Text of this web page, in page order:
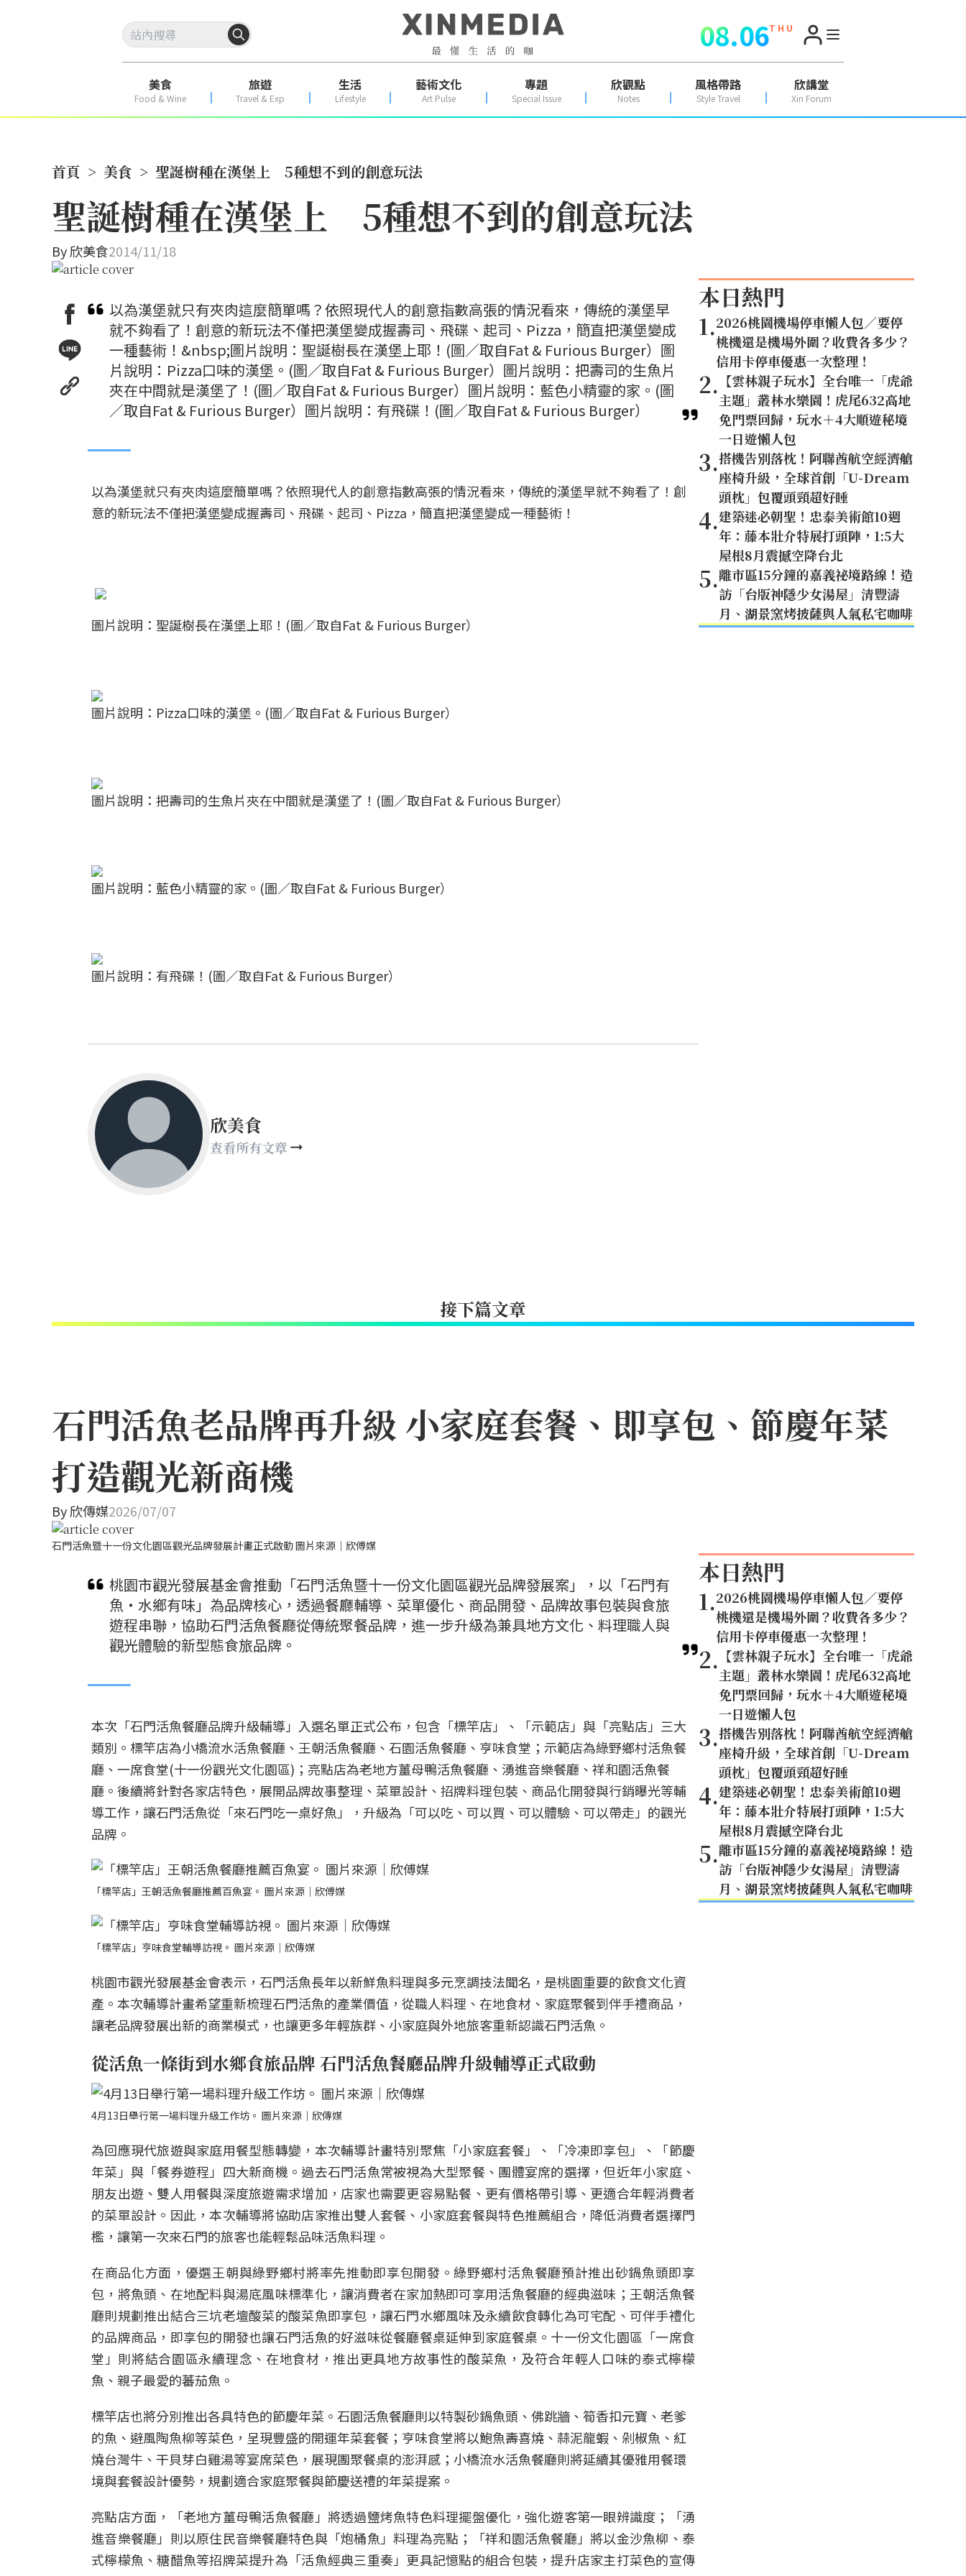
08.06T H U
美食
Food & Wine
旅遊
Travel & Exp
生活
Lifestyle
藝術文化
Art Pulse
專題
Special Issue
欣觀點
Notes
風格帶路
Style Travel
欣講堂
Xin Forum
首頁 > 美食 > 聖誕樹種在漢堡上 5種想不到的創意玩法
聖誕樹種在漢堡上 5種想不到的創意玩法
By欣美食2014/11/18
以為漢堡就只有夾肉這麼簡單嗎？依照現代人的創意指數高張的情況看來，傳統的漢堡早
就不夠看了！創意的新玩法不僅把漢堡變成握壽司、飛碟、起司、Pizza，簡直把漢堡變成
一種藝術！&nbsp;圖片說明：聖誕樹長在漢堡上耶！(圖／取自Fat & Furious Burger）圖
片說明：Pizza口味的漢堡。(圖／取自Fat & Furious Burger）圖片說明：把壽司的生魚片
夾在中間就是漢堡了！(圖／取自Fat & Furious Burger）圖片說明：藍色小精靈的家。(圖
／取自Fat & Furious Burger）圖片說明：有飛碟！(圖／取自Fat & Furious Burger）
以為漢堡就只有夾肉這麼簡單嗎？依照現代人的創意指數高張的情況看來，傳統的漢堡早就不夠看了！創
意的新玩法不僅把漢堡變成握壽司、飛碟、起司、Pizza，簡直把漢堡變成一種藝術！
圖片說明：聖誕樹長在漢堡上耶！(圖／取自Fat & Furious Burger）
圖片說明：Pizza口味的漢堡。(圖／取自Fat & Furious Burger）
圖片說明：把壽司的生魚片夾在中間就是漢堡了！(圖／取自Fat & Furious Burger）
圖片說明：藍色小精靈的家。(圖／取自Fat & Furious Burger）
圖片說明：有飛碟！(圖／取自Fat & Furious Burger）
欣美食
查看所有文章
本日熱門
1.2026桃園機場停車懶人包／要停
桃機還是機場外圍？收費各多少？
信用卡停車優惠一次整理！
2. 【雲林親子玩水】全台唯一「虎爺
主題」叢林水樂園！虎尾632高地
免門票回歸，玩水＋4大順遊秘境
一日遊懶人包
3.搭機告別落枕！阿聯酋航空經濟艙
座椅升級，全球首創「U-Dream
頭枕」包覆頭頸超好睡
4.建築迷必朝聖！忠泰美術館10週
年：藤本壯介特展打頭陣，1:5大
屋根8月震撼空降台北
5.離市區15分鐘的嘉義祕境路線！造
訪「台版神隱少女湯屋」清豐濤
月、湖景窯烤披薩與人氣私宅咖啡
接下篇文章
石門活魚老品牌再升級 小家庭套餐、即享包、節慶年菜
打造觀光新商機
By欣傳媒2026/07/07
石門活魚暨十一份文化園區觀光品牌發展計畫正式啟動 圖片來源｜欣傅媒
桃園市觀光發展基金會推動「石門活魚暨十一份文化園區觀光品牌發展案」，以「石門有
魚・水鄉有味」為品牌核心，透過餐廳輔導、菜單優化、商品開發、品牌故事包裝與食旅
遊程串聯，協助石門活魚餐廳從傳統聚餐品牌，進一步升級為兼具地方文化、料理職人與
觀光體驗的新型態食旅品牌。
本次「石門活魚餐廳品牌升級輔導」入選名單正式公布，包含「標竿店」、「示範店」與「亮點店」三大
類別。標竿店為小橋流水活魚餐廳、王朝活魚餐廳、石園活魚餐廳、亨味食堂；示範店為綠野鄉村活魚餐
廳、一席食堂(十一份觀光文化園區)；亮點店為老地方薑母鴨活魚餐廳、湧進音樂餐廳、祥和園活魚餐
廳。後續將針對各家店特色，展開品牌故事整理、菜單設計、招牌料理包裝、商品化開發與行銷曝光等輔
導工作，讓石門活魚從「來石門吃一桌好魚」，升級為「可以吃、可以買、可以體驗、可以帶走」的觀光
品牌。
「標竿店」王朝活魚餐廳推薦百魚宴。 圖片來源｜欣傅媒
「標竿店」亨味食堂輔導訪視。 圖片來源｜欣傳媒
桃園市觀光發展基金會表示，石門活魚長年以新鮮魚料理與多元烹調技法聞名，是桃園重要的飲食文化資
產。本次輔導計畫希望重新梳理石門活魚的產業價值，從職人料理、在地食材、家庭聚餐到伴手禮商品，
讓老品牌發展出新的商業模式，也讓更多年輕族群、小家庭與外地旅客重新認識石門活魚。
從活魚一條街到水鄉食旅品牌 石門活魚餐廳品牌升級輔導正式啟動
4月13日舉行第一場料理升級工作坊。 圖片來源｜欣傳媒
為回應現代旅遊與家庭用餐型態轉變，本次輔導計畫特別聚焦「小家庭套餐」、「冷凍即享包」、「節慶
年菜」與「餐券遊程」四大新商機。過去石門活魚常被視為大型聚餐、團體宴席的選擇，但近年小家庭、
朋友出遊、雙人用餐與深度旅遊需求增加，店家也需要更容易點餐、更有價格帶引導、更適合年輕消費者
的菜單設計。因此，本次輔導將協助店家推出雙人套餐、小家庭套餐與特色推薦組合，降低消費者選擇門
檻，讓第一次來石門的旅客也能輕鬆品味活魚料理。
在商品化方面，優選王朝與綠野鄉村將率先推動即享包開發。綠野鄉村活魚餐廳預計推出砂鍋魚頭即享
包，將魚頭、在地配料與湯底風味標準化，讓消費者在家加熱即可享用活魚餐廳的經典滋味；王朝活魚餐
廳則規劃推出結合三坑老壇酸菜的酸菜魚即享包，讓石門水鄉風味及永續飲食轉化為可宅配、可伴手禮化
的品牌商品，即享包的開發也讓石門活魚的好滋味從餐廳餐桌延伸到家庭餐桌。十一份文化園區「一席食
堂」則將結合園區永續理念、在地食材，推出更具地方故事性的酸菜魚，及符合年輕人口味的泰式檸檬
魚、親子最愛的蕃茄魚。
標竿店也將分別推出各具特色的節慶年菜。石園活魚餐廳則以特製砂鍋魚頭、佛跳牆、筍香扣元寶、老爹
的魚、避風陶魚柳等菜色，呈現豐盛的開運年菜套餐；亨味食堂將以鮑魚壽喜燒、蒜泥龍蝦、剁椒魚、紅
燒台灣牛、干貝芽白雞湯等宴席菜色，展現團聚餐桌的澎湃感；小橋流水活魚餐廳則將延續其優雅用餐環
境與套餐設計優勢，規劃適合家庭聚餐與節慶送禮的年菜提案。
亮點店方面，「老地方薑母鴨活魚餐廳」將透過鹽烤魚特色料理擺盤優化，強化遊客第一眼辨識度；「湧
進音樂餐廳」則以原住民音樂餐廳特色與「炮桶魚」料理為亮點；「祥和園活魚餐廳」將以金沙魚柳、泰
式檸檬魚、糖醋魚等招牌菜提升為「活魚經典三重奏」更具記憶點的組合包裝，提升店家主打菜色的宣傳
本日熱門
1.2026桃園機場停車懶人包／要停
桃機還是機場外圍？收費各多少？
信用卡停車優惠一次整理！
2. 【雲林親子玩水】全台唯一「虎爺
主題」叢林水樂園！虎尾632高地
免門票回歸，玩水＋4大順遊秘境
一日遊懶人包
3.搭機告別落枕！阿聯酋航空經濟艙
座椅升級，全球首創「U-Dream
頭枕」包覆頭頸超好睡
4.建築迷必朝聖！忠泰美術館10週
年：藤本壯介特展打頭陣，1:5大
屋根8月震撼空降台北
5.離市區15分鐘的嘉義祕境路線！造
訪「台版神隱少女湯屋」清豐濤
月、湖景窯烤披薩與人氣私宅咖啡